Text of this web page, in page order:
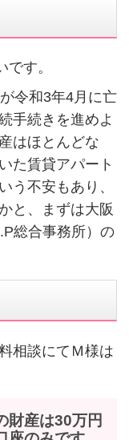
す。
令和3年4月に亡
手続きを進めよ
はほとんどな
た賃貸アパート
う不安もあり、
と、まずは大阪
総合事務所）の
相談にてＭ様は
財産は30万円